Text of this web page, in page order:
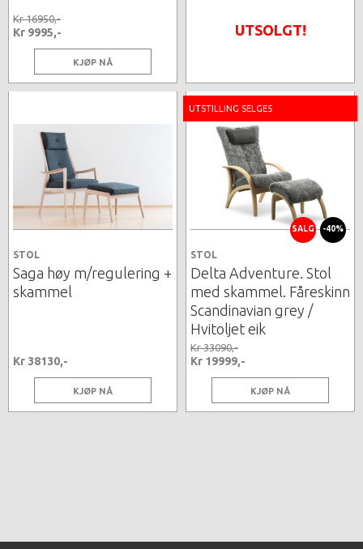
Kr 16950,-
Kr 9995,-
KJØP NÅ
UTSOLGT!
STOL
Saga høy m/regulering +
skammel
Kr 38130,-
KJØP NÅ
UTSTILLING SELGES
SALG -40%
STOL
Delta Adventure. Stol
med skammel. Fåreskinn
Scandinavian grey /
Hvitoljet eik
Kr 33090,-
Kr 19999,-
KJØP NÅ